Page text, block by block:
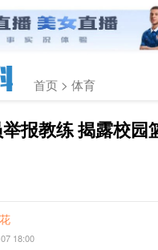
首页 > 体育
报教练 揭露校园
18:00